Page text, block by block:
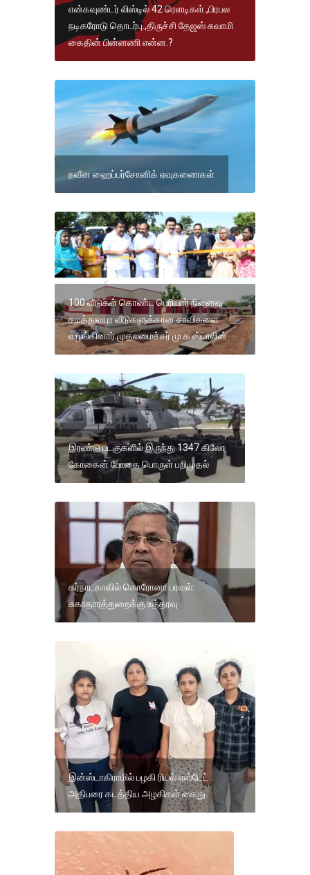
என்கவுண்டர் லிஸ்டில் 42 ரெளடிகள்.,பிரபல
நடிகரோடு தொடர்பு.,திருச்சி தேஜஸ் சுவாமி
கைதின் பின்னணி என்ன.?
நவீன ஹைப்பர்சோனிக் ஏவுகணைகள்
100 வீடுகள் கொண்ட பெரியார் நினைவு
சமத்துவபுர வீடுகளுக்கான சாவிகளை
வழங்கினார்.முதலமைச்சர் மு.க.ஸ்டாலின்
இரண்டு படகுகளில் இருந்து 1347 கிலோ
கோகைன் போதை பொருள் பறிமுதல்
கர்நாடகாவில் கொரோனா பரவல்:
சுகாதாரத்துறைக்கு உத்தரவு
இன்ஸ்டாகிராமில் பழகி ரியல் எஸ்டேட்
அதிபரை கடத்திய அழகிகள் கைது